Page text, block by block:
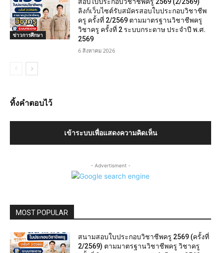
ข่าวการศึกษา
ลิงก์เว็บไซต์รับสมัครสอบใบประกอบวิชาชีพ
ครู ครั้งที่ 2/2569 ตามมาตรฐานวิชาชีพครู
วิชาครู ครั้งที่ 2 ระบบกระดาษ ประจำปี พ.ศ.
2569
6 สิงหาคม 2026
ทิ้งคำตอบไว้
เข้าระบบเพื่อแสดงความคิดเห็น
- Advertisment -
MOST POPULAR
สนามสอบใบประกอบวิชาชีพครู 2569 (ครั้งที่
2/2569) ตามมาตรฐานวิชาชีพครู วิชาครู